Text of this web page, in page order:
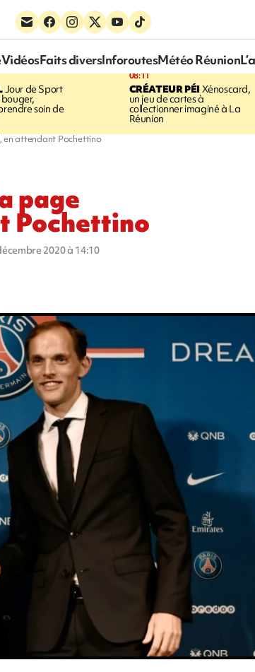
VidéosFaits diversInforoutesMétéo Réunion
Jour de Sport
soin de
08:11
CRÉATEUR PÉIXénoscard,
un jeu de cartes à
collectionner imaginé à La
Réunion
en attendant Pochettino
page
Pochettino
2020 à 14:10